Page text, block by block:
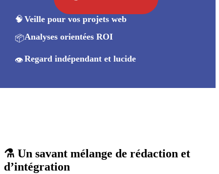
🧠 Veille pour vos projets web
📦Analyses orientées ROI
👁️Regard indépendant et lucide
⚗️ Un savant mélange de rédaction et
d’intégration